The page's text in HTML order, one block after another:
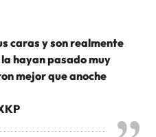
caras y son realmente
hayan pasado muy
mejor que anoche